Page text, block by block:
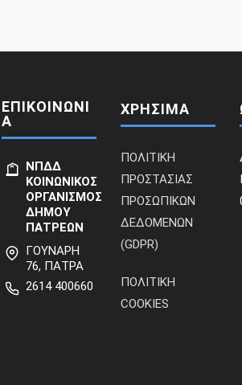
ΕΠΙΚΟΙΝΩΝΙ
Α
ΝΠΔΔ
ΚΟΙΝΩΝΙΚΟΣ
ΟΡΓΑΝΙΣΜΟΣ
ΔΗΜΟΥ
ΠΑΤΡΕΩΝ
ΓΟΥΝΑΡΗ
76, ΠΑΤΡΑ
2614 400660
ΧΡΗΣΙΜΑ
ΠΟΛΙΤΙΚΗ
ΠΡΟΣΤΑΣΙΑΣ
ΠΡΟΣΩΠΙΚΩΝ
ΔΕΔΟΜΕΝΩΝ
(GDPR)
ΠΟΛΙΤΙΚΗ
COOKIES